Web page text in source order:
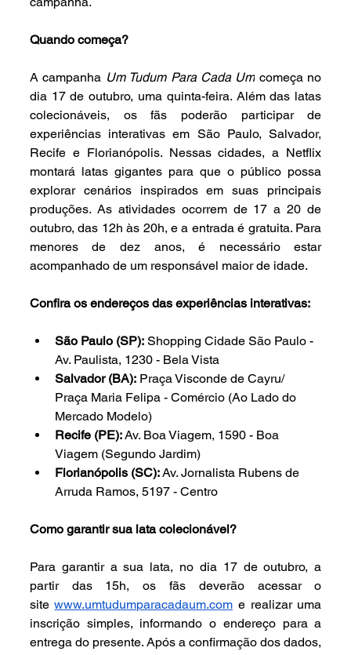
Quando começa?
A campanha Um Tudum Para Cada Um começa no
dia 17 de outubro, uma quinta-feira. Além das latas
colecionáveis, os fãs poderão participar de
experiências interativas em São Paulo, Salvador,
Recife e Florianópolis. Nessas cidades, a Netflix
montará latas gigantes para que o público possa
explorar cenários inspirados em suas principais
produções. As atividades ocorrem de 17 a 20 de
outubro, das 12h às 20h, e a entrada é gratuita. Para
menores de dez anos, é necessário estar
acompanhado de um responsável maior de idade.
Confira os endereços das experiências interativas:
São Paulo (SP): Shopping Cidade São Paulo -
Av. Paulista, 1230 - Bela Vista
Salvador (BA): Praça Visconde de Cayru/
Praça Maria Felipa - Comércio (Ao Lado do
Mercado Modelo)
Recife (PE): Av. Boa Viagem, 1590 - Boa
Viagem (Segundo Jardim)
Florianópolis (SC): Av. Jornalista Rubens de
Arruda Ramos, 5197 - Centro
Como garantir sua lata colecionável?
Para garantir a sua lata, no dia 17 de outubro, a
partir das 15h, os fãs deverão acessar o
site www.umtudumparacadaum.com e realizar uma
inscrição simples, informando o endereço para a
entrega do presente. Após a confirmação dos dados,